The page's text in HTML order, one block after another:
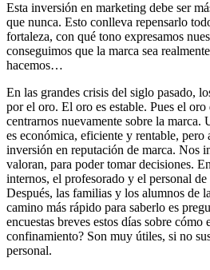
Esta inversión en marketing debe ser
que nunca. Esto conlleva repensarlo
fortaleza, con qué tono expresamos
conseguimos que la marca sea
hacemos…
En las grandes crisis del siglo pasado,
por el oro. El oro es estable. Pues el
centrarnos nuevamente sobre la marca.
es económica, eficiente y rentable, pero
inversión en reputación de marca. Nos
valoran, para poder tomar decisiones.
internos, el profesorado y el personal
Después, las familias y los alumnos de
camino más rápido para saberlo es
encuestas breves estos días sobre
confinamiento? Son muy útiles, si no
personal.